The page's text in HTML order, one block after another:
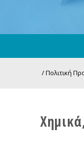
/Πολιτική